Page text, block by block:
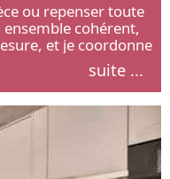
ou repenser toute
cohérent,
et je coordonne
suite ...